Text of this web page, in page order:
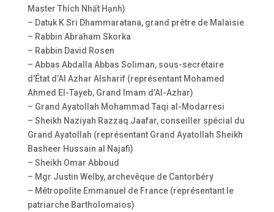
Master Thích Nhất Hạnh)
– Datuk K Sri Dhammaratana, grand prêtre de Malaisie
– Rabbin Abraham Skorka
– Rabbin David Rosen
– Abbas Abdalla Abbas Soliman, sous-secrétaire
d’État d’Al Azhar Alsharif (représentant Mohamed
Ahmed El-Tayeb, Grand Imam d’Al-Azhar)
– Grand Ayatollah Mohammad Taqi al-Modarresi
– Sheikh Naziyah Razzaq Jaafar, conseiller spécial du
Grand Ayatollah (représentant Grand Ayatollah Sheikh
Basheer Hussain al Najafi)
– Sheikh Omar Abboud
– Mgr Justin Welby, archevêque de Cantorbéry
– Métropolite Emmanuel de France (représentant le
patriarche Bartholomaios)